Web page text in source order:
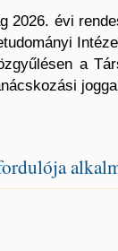
2026. évi
a